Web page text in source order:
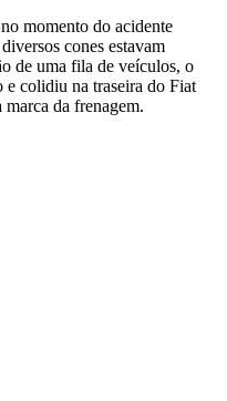
momento do acidente
cones estavam
de uma fila de veículos, o
e colidiu na traseira do Fiat
da frenagem.